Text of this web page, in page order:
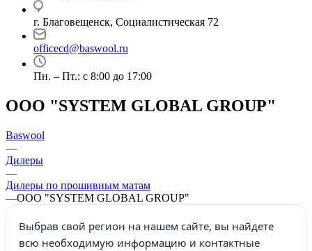
г. Благовещенск, Социалистическая 72
officecd@baswool.ru
Пн. – Пт.: с 8:00 до 17:00
ООО "SYSTEM GLOBAL GROUP"
Baswool
—
Дилеры
—
Дилеры по прошивным матам
—ООО "SYSTEM GLOBAL GROUP"
Выбрав свой регион на нашем сайте, вы найдете
всю необходимую информацию и контактные